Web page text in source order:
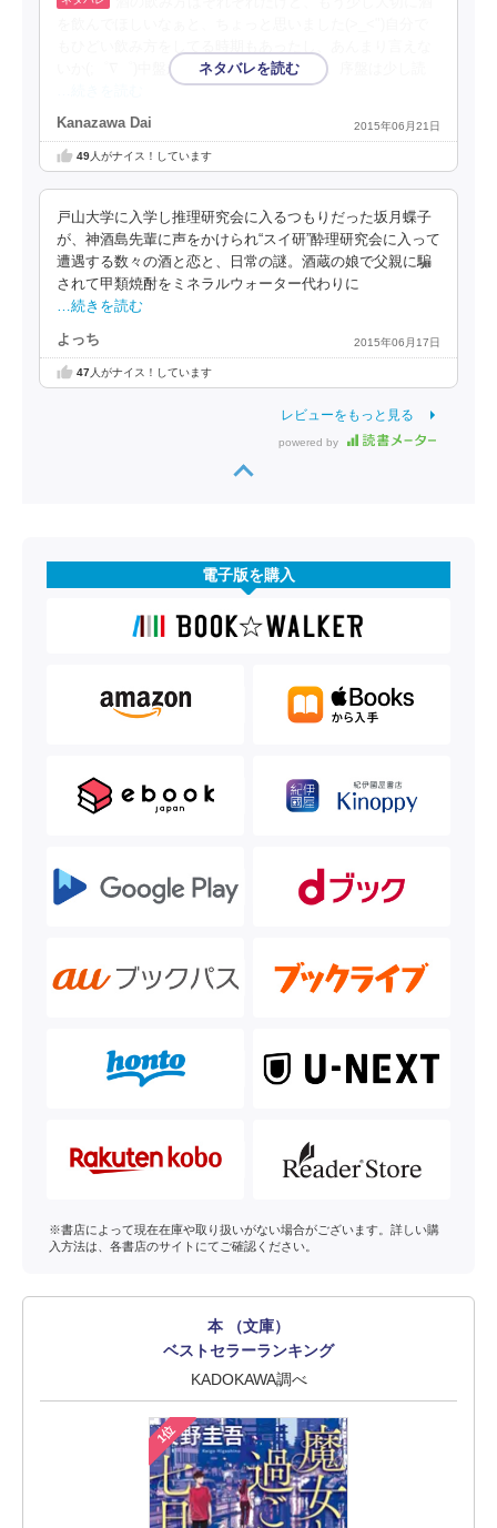
いか(;゜∇゜)中盤からはなかなか良いです。序盤は少し読
Kanazawa Dai 2015年06月21日
49人がナイス！しています
戸山大学に入学し推理研究会に入るつもりだった坂月蝶子
が、神酒島先輩に声をかけられ“スイ研”酔理研究会に入って
遭遇する数々の酒と恋と、日常の謎。酒蔵の娘で父親に騙
されて甲類焼酎をミネラルウォーター代わりに
…続きを読む
よっち 2015年06月17日
47人がナイス！しています
レビューをもっと見る
powered by
電子版を購入
※書店によって現在在庫や取り扱いがない場合がございます。詳しい購
入方法は、各書店のサイトにてご確認ください。
本 （文庫）
ベストセラーランキング
KADOKAWA調べ
1位